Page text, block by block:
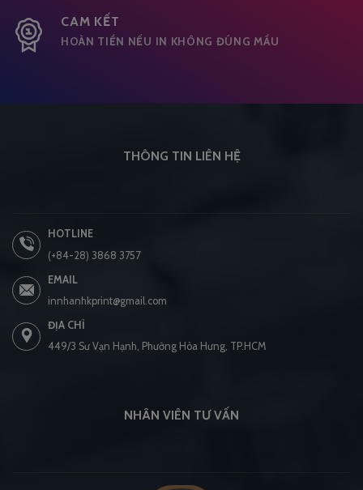
CAM KẾT
HOÀN TIỀN NẾU IN KHÔNG ĐÚNG MẦU
THÔNG TIN LIÊN HỆ
HOTLINE
(+84-28) 3868 3757
EMAIL
innhanhkprint@gmail.com
ĐỊA CHỈ
449/3 Sư Vạn Hạnh, Phường Hòa Hưng, TP.HCM
NHÂN VIÊN TƯ VẤN